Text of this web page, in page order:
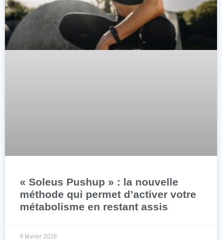
« Soleus Pushup » : la nouvelle
méthode qui permet d’activer votre
métabolisme en restant assis
9 février 2026